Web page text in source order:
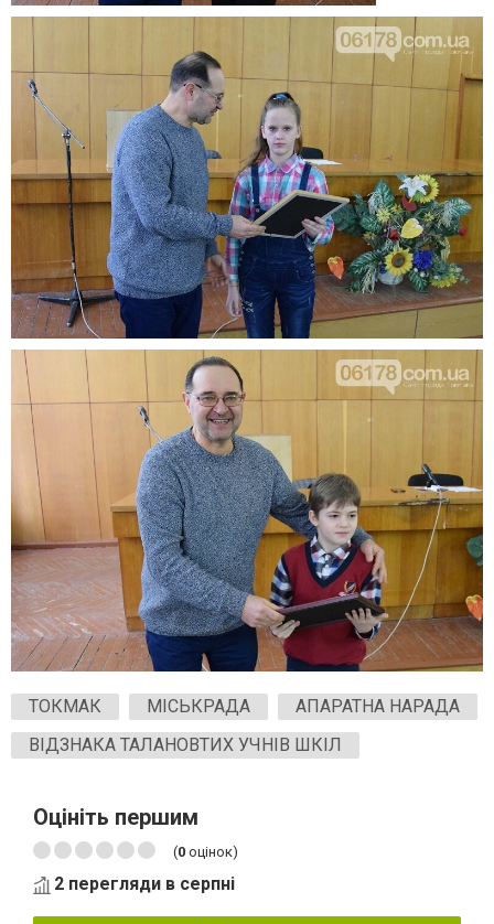
ТОКМАК МІСЬКРАДА
АПАРАТНА НАРАДА
ВІДЗНАКА ТАЛАНОВТИХ УЧНІВ ШКІЛ
Оцініть першим
(0 оцінок)
2 перегляди в серпні